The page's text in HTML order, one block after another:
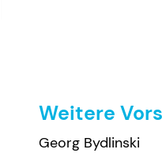
Weitere
Georg Bydlinski